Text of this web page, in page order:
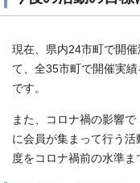
現在、県内24市町で開
て、全35市町で開催実
です。
また、コロナ禍の影響で
に会員が集まって行う
度をコロナ禍前の水準ま